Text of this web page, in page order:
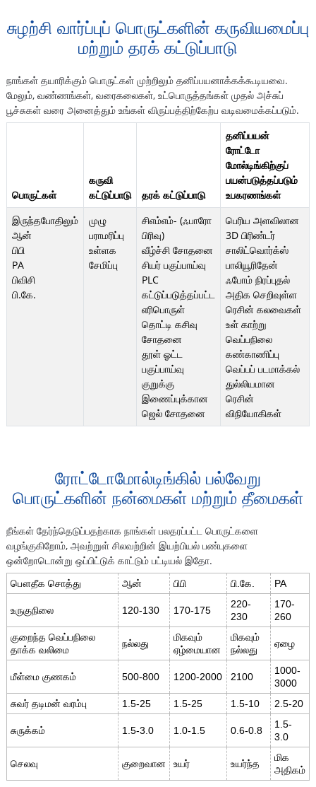
சுழற்சி வார்ப்புப் பொருட்களின் கருவியமைப்பு
மற்றும் தரக் கட்டுப்பாடு
நாங்கள் தயாரிக்கும் பொருட்கள் முற்றிலும் தனிப்பயனாக்கக்கூடியவை.
மேலும், வண்ணங்கள், வரைகலைகள், உட்பொருத்தங்கள் முதல் அச்சுப்
பூச்சுகள் வரை அனைத்தும் உங்கள் விருப்பத்திற்கேற்ப வடிவமைக்கப்படும்.
பொருட்கள்
கருவி
கட்டுப்பாடு
தரக் கட்டுப்பாடு
தனிப்பயன்
ரோட்டோ
மோல்டிங்கிற்குப்
பயன்படுத்தப்படும்
உபகரணங்கள்
இருந்தபோதிலும்
ஆன்
பிபி
PA
பிவிசி
பி.கே.
முழு
பராமரிப்பு
உள்ளக
சேமிப்பு
சிஎம்எம்- (ஃபாரோ
பிரிவு)
வீழ்ச்சி சோதனை
சியர் பகுப்பாய்வு
PLC
கட்டுப்படுத்தப்பட்ட
எரிபொருள்
தொட்டி கசிவு
சோதனை
தூள் ஓட்ட
பகுப்பாய்வு
குறுக்கு
இணைப்புக்கான
ஜெல் சோதனை
பெரிய அளவிலான
3D பிரிண்டர்
சாலிட்வொர்க்ஸ்
பாலியூரிதேன்
ஃபோம் நிரப்புதல்
அதிக செறிவுள்ள
ரெசின் கலவைகள்
உள் காற்று
வெப்பநிலை
கண்காணிப்பு
வெப்பப் படமாக்கல்
துல்லியமான
ரெசின்
விநியோகிகள்
ரோட்டோமோல்டிங்கில் பல்வேறு
பொருட்களின் நன்மைகள் மற்றும் தீமைகள்
நீங்கள் தேர்ந்தெடுப்பதற்காக நாங்கள் பலதரப்பட்ட பொருட்களை
வழங்குகிறோம், அவற்றுள் சிலவற்றின் இயற்பியல் பண்புகளை
ஒன்றோடொன்று ஒப்பிட்டுக் காட்டும் பட்டியல் இதோ.
பௌதீக சொத்து ஆன் பிபி பி.கே. PA
உருகுநிலை 120-130 170-175
220-
230
170-
260
குறைந்த வெப்பநிலை
தாக்க வலிமை
நல்லது
மிகவும்
ஏழ்மையான
மிகவும்
நல்லது
ஏழை
மீள்மை குணகம் 500-800 1200-2000 2100
1000-
3000
சுவர் தடிமன் வரம்பு
1.5-25 1.5-25 1.5-10 2.5-20
சுருக்கம் 1.5-3.0 1.0-1.5 0.6-0.8
1.5-
3.0
செலவு குறைவான உயர் உயர்ந்த
மிக
அதிகம்